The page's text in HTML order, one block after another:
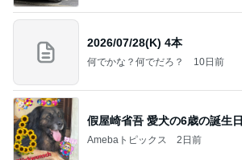
2026/07/28(K) 4本
何でかな？何でだろ？ 10日前
假屋崎省吾 愛犬の6歳の誕生日
Amebaトピックス 2日前